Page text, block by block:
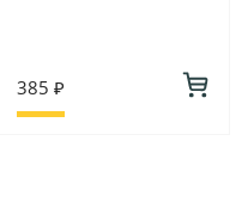
385 ₽